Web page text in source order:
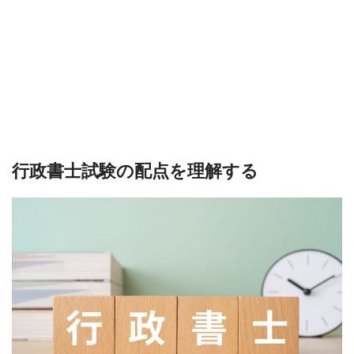
行政書士試験の配点を理解する